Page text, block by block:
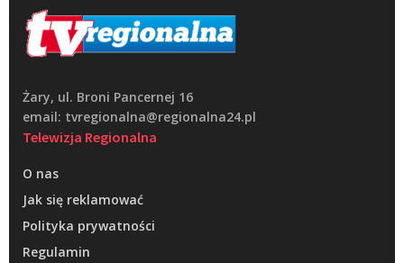
Żary, ul. Broni Pancernej 16
email: tvregionalna@regionalna24.pl
Telewizja Regionalna
O nas
Jak się reklamować
Polityka prywatności
Regulamin